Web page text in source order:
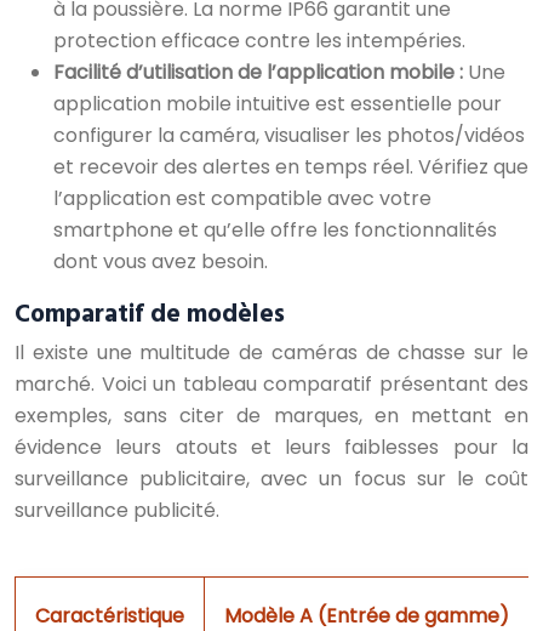
à la poussière. La norme IP66 garantit une
protection efficace contre les intempéries.
Facilité d’utilisation de l’application mobile : Une
application mobile intuitive est essentielle pour
configurer la caméra, visualiser les photos/vidéos
et recevoir des alertes en temps réel. Vérifiez que
l’application est compatible avec votre
smartphone et qu’elle offre les fonctionnalités
dont vous avez besoin.
Comparatif de modèles
Il existe une multitude de caméras de chasse sur le
marché. Voici un tableau comparatif présentant des
exemples, sans citer de marques, en mettant en
évidence leurs atouts et leurs faiblesses pour la
surveillance publicitaire, avec un focus sur le coût
surveillance publicité.
Caractéristique Modèle A (Entrée de gamme)